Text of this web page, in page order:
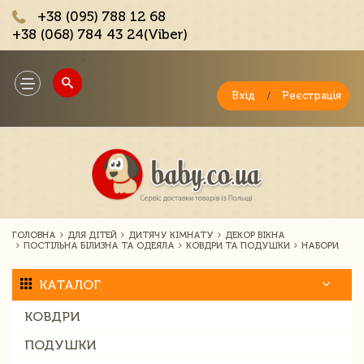
+38 (095) 788 12 68
+38 (068) 784 43 24(Viber)
Toggle
navigation
Вхід / Реєстрація
ГОЛОВНА ДЛЯ ДІТЕЙ ДИТЯЧУ КІМНАТУ
ДЕКОР ВІКНА
ПОСТІЛЬНА БІЛИЗНА ТА ОДЕЯЛА
КОВДРИ ТА ПОДУШКИ НАБОРИ
КАТАЛОГ
КОВДРИ
ПОДУШКИ